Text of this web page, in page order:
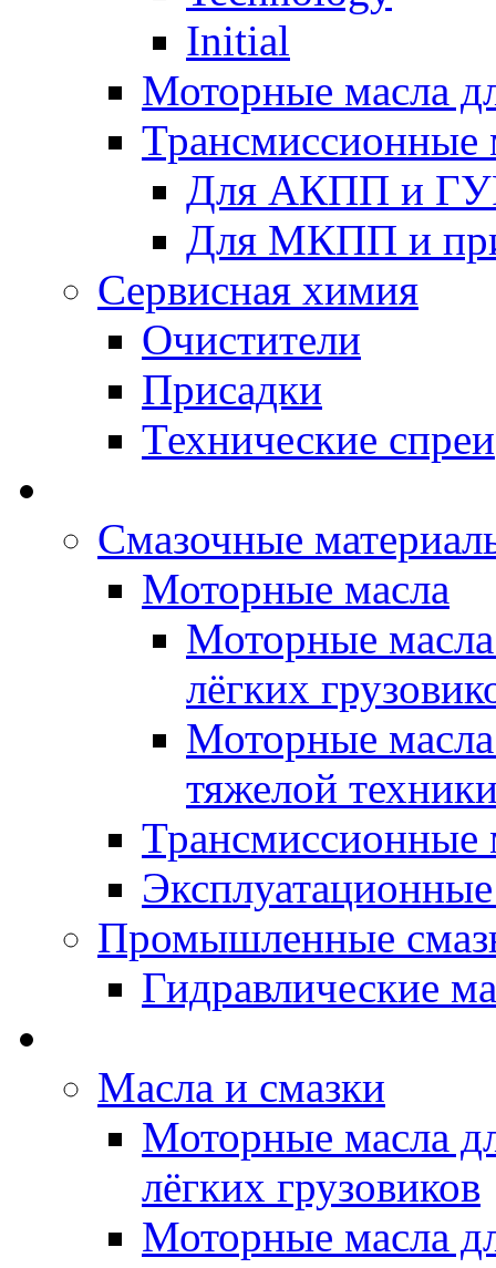
Initial
Моторные масла
Трансмиссионные
Для АКПП и
Для МКПП и
Сервисная химия
Очистители
Присадки
Технические спреи
Смазочные
Моторные масла
Моторные
лёгких
Моторные
тяжелой
Трансмиссионные
Промышленные
Гидравлические
Масла и смазки
Моторные масла
лёгких грузовиков
Моторные масла